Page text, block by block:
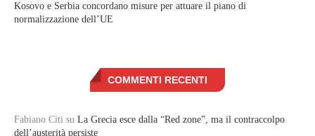
Kosovo e Serbia concordano misure per attuare il piano di
normalizzazione dell’UE
COMMENTI RECENTI
Fabiano Citi su La Grecia esce dalla “Red zone”, ma il contraccolpo
dell’austerità persiste